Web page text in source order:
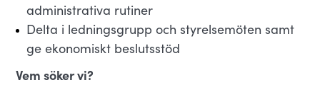
administrativa rutiner
Delta i ledningsgrupp och styrelsemöten samt
ge ekonomiskt beslutsstöd
Vem söker vi?